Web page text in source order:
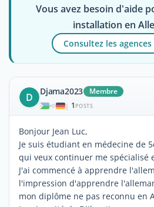
Vous avez besoin d'aide
installation en
Consultez les
D Djama2023 Membre
| 1 POSTS
Bonjour Jean Luc,
Je suis étudiant en médecine de
qui veux continuer me spécialisé
J'ai commencé à apprendre
l'impression d'apprendre
mon diplôme ne pas reconnu en